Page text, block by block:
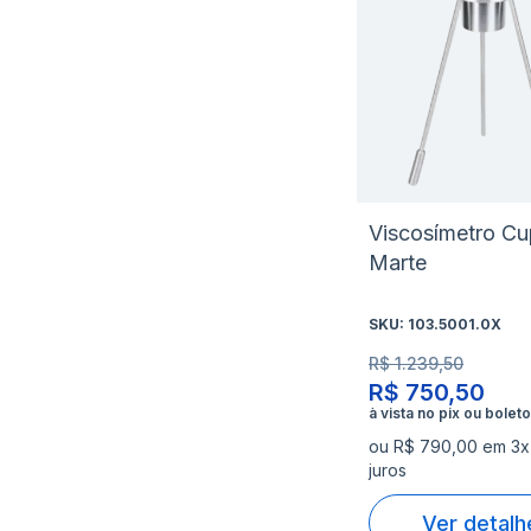
Viscosímetro
Marte
SKU: 103.5001.0X
R$ 750,50
R$ 1.239,50
ou R$ 790,00 em
juros
Ver